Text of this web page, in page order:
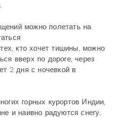
можно полетать на
кто хочет тишины, можно
вверх по дороге, через
2 дня с ночевкой в
горных курортов Индии,
и наивно радуются снегу,